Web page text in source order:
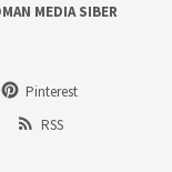
MEDIA SIBER
Pinterest
RSS